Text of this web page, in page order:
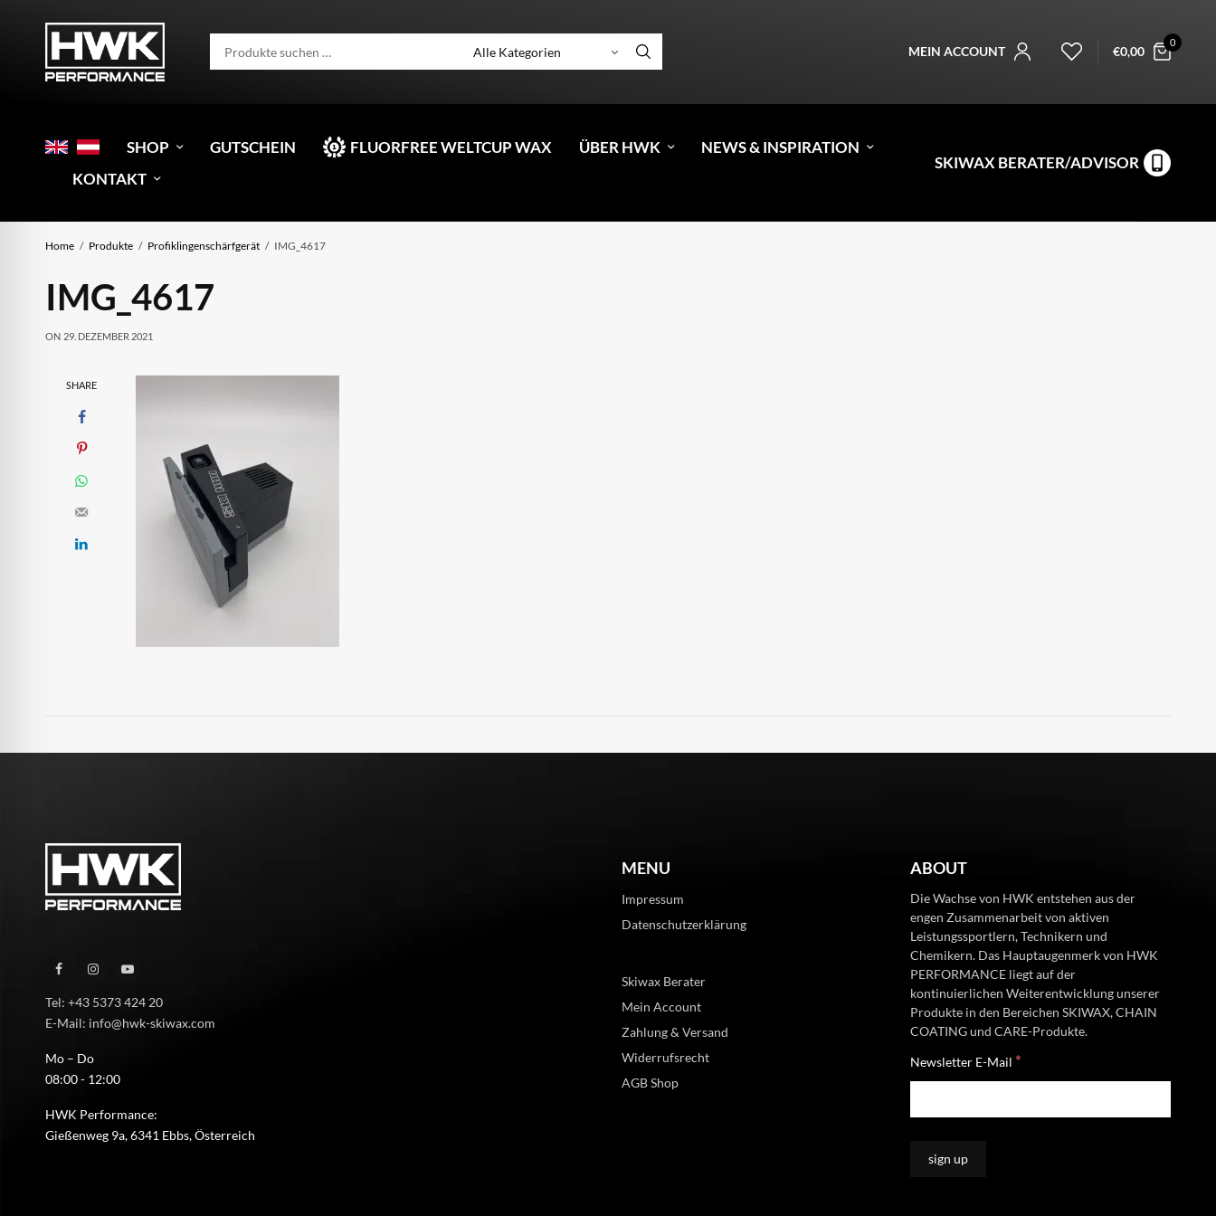
MEIN ACCOUNT €0,00
0
SHOP GUTSCHEIN FLUORFREE WELTCUP WAX ÜBER HWK
NEWS & INSPIRATION
KONTAKT
SKIWAX BERATER/ADVISOR
Home Produkte Profiklingenschärfgerät IMG_4617
IMG_4617
ON 29. DEZEMBER 2021
SHARE
Tel: +43 5373 424 20
E-Mail: info@hwk-skiwax.com
Mo – Do
08:00 - 12:00
HWK Performance:
Gießenweg 9a, 6341 Ebbs, Österreich
MENU
Impressum
Datenschutzerklärung
Skiwax Berater
Mein Account
Zahlung & Versand
Widerrufsrecht
AGB Shop
ABOUT
Die Wachse von HWK entstehen aus der
engen Zusammenarbeit von aktiven
Leistungssportlern, Technikern und
Chemikern. Das Hauptaugenmerk von HWK
PERFORMANCE liegt auf der
kontinuierlichen Weiterentwicklung unserer
Produkte in den Bereichen SKIWAX, CHAIN
COATING und CARE-Produkte.
Newsletter E-Mail *